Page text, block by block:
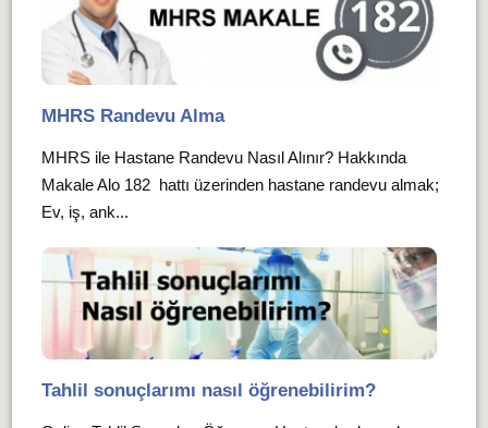
MHRS Randevu Alma
MHRS ile Hastane Randevu Nasıl Alınır? Hakkında
Makale Alo 182 hattı üzerinden hastane randevu almak;
Ev, iş, ank...
Tahlil sonuçlarımı nasıl öğrenebilirim?